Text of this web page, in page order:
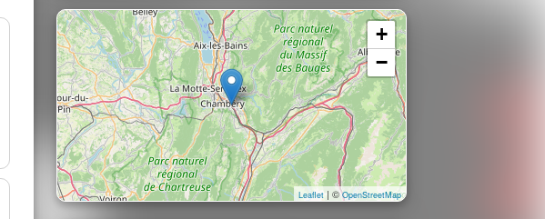
+
−
Leaflet | ©OpenStreetMap